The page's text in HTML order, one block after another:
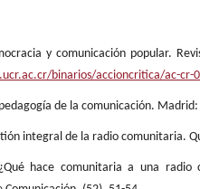
y comunicación popular.
binarios/accioncritica/ac-cr-
de la comunicación. Madrid:
integral de la radio comunitaria.
hace comunitaria a una radio